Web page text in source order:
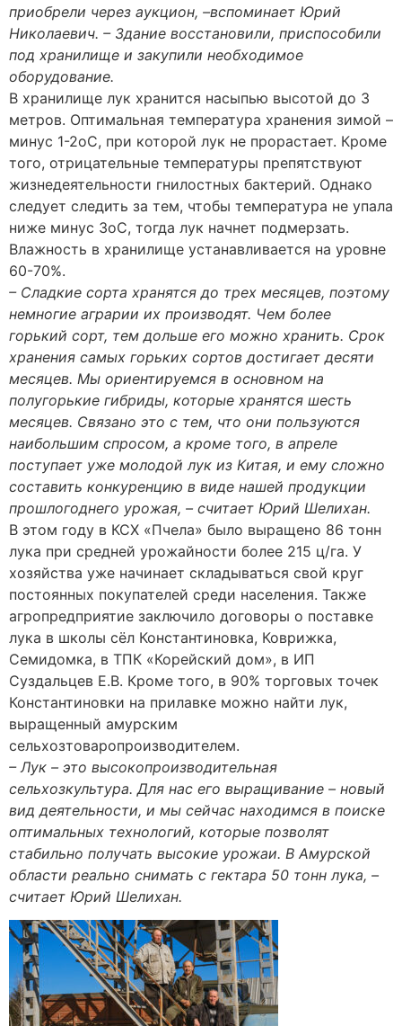
приобрели через аукцион, –вспоминает Юрий
Николаевич. – Здание восстановили, приспособили
под хранилище и закупили необходимое
оборудование.
В хранилище лук хранится насыпью высотой до 3
метров. Оптимальная температура хранения зимой –
минус 1-2оС, при которой лук не прорастает. Кроме
того, отрицательные температуры препятствуют
жизнедеятельности гнилостных бактерий. Однако
следует следить за тем, чтобы температура не упала
ниже минус 3оС, тогда лук начнет подмерзать.
Влажность в хранилище устанавливается на уровне
60-70%.
– Сладкие сорта хранятся до трех месяцев, поэтому
немногие аграрии их производят. Чем более
горький сорт, тем дольше его можно хранить. Срок
хранения самых горьких сортов достигает десяти
месяцев. Мы ориентируемся в основном на
полугорькие гибриды, которые хранятся шесть
месяцев. Связано это с тем, что они пользуются
наибольшим спросом, а кроме того, в апреле
поступает уже молодой лук из Китая, и ему сложно
составить конкуренцию в виде нашей продукции
прошлогоднего урожая, – считает Юрий Шелихан.
В этом году в КСХ «Пчела» было выращено 86 тонн
лука при средней урожайности более 215 ц/га. У
хозяйства уже начинает складываться свой круг
постоянных покупателей среди населения. Также
агропредприятие заключило договоры о поставке
лука в школы сёл Константиновка, Коврижка,
Семидомка, в ТПК «Корейский дом», в ИП
Суздальцев Е.В. Кроме того, в 90% торговых точек
Константиновки на прилавке можно найти лук,
выращенный амурским
сельхозтоваропроизводителем.
– Лук – это высокопроизводительная
сельхозкультура. Для нас его выращивание – новый
вид деятельности, и мы сейчас находимся в поиске
оптимальных технологий, которые позволят
стабильно получать высокие урожаи. В Амурской
области реально снимать с гектара 50 тонн лука, –
считает Юрий Шелихан.